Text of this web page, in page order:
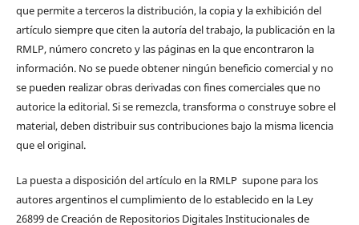
que permite a terceros la distribución, la copia y la exhibición del
artículo siempre que citen la autoría del trabajo, la publicación en la
RMLP, número concreto y las páginas en la que encontraron la
información. No se puede obtener ningún beneficio comercial y no
se pueden realizar obras derivadas con fines comerciales que no
autorice la editorial. Si se remezcla, transforma o construye sobre el
material, deben distribuir sus contribuciones bajo la misma licencia
que el original.
La puesta a disposición del artículo en la RMLP supone para los
autores argentinos el cumplimiento de lo establecido en la Ley
26899 de Creación de Repositorios Digitales Institucionales de